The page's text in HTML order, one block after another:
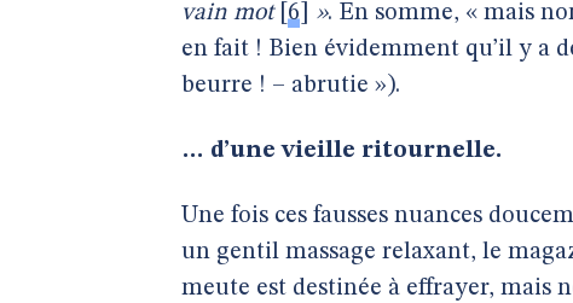
vain mot[ 6 ». En somme, « mais
en fait ! Bien évidemment qu’il y a
beurre ! – abrutie »).
… d’une vieille ritournelle.
Une fois ces fausses nuances
un gentil massage relaxant, le
meute est destinée à effrayer, mais